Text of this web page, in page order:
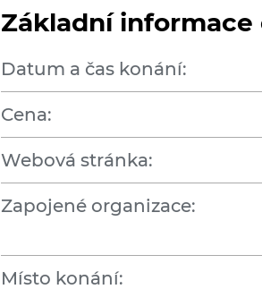
Základní informace
Datum a čas konání:
Cena:
Webová stránka:
Zapojené organizace:
Místo konání: